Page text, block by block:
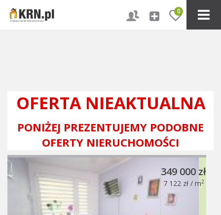
0
OFERTA NIEAKTUALNA
PONIŻEJ PREZENTUJEMY PODOBNE
OFERTY NIERUCHOMOŚCI
349 000 zł
7 122 zł / m2